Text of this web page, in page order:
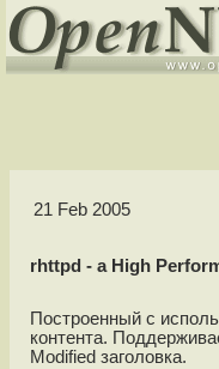
21 Feb 2005
rhttpd - a High
Построенный с
контента.
Modified заголовка.